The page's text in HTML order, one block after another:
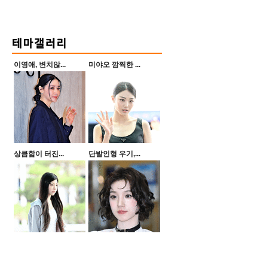
이영애, 변치않... 미야오 깜찍한 ...
상큼함이 터진... 단발인형 우기,...